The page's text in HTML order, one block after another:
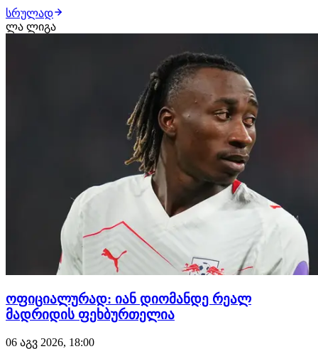
ისაუბრა და კატალონიელებს განუცხადა, რომ კარიერის
გაგრძელება "ბლაუგრანაში" სურს. შემდეგი ეტაპი
ინფორმაციით, ბარსელონა პ…
სრულად
ლა ლიგა
ოფიციალურად: იან დიომანდე რეალ
მადრიდის ფეხბურთელია
06 აგვ 2026, 18:00